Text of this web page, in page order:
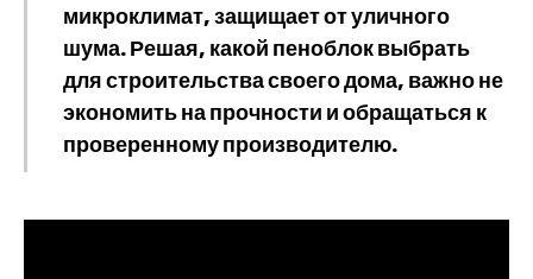
микроклимат, защищает от уличного
шума. Решая, какой пеноблок выбрать
для строительства своего дома, важно не
экономить на прочности и обращаться к
проверенному производителю.